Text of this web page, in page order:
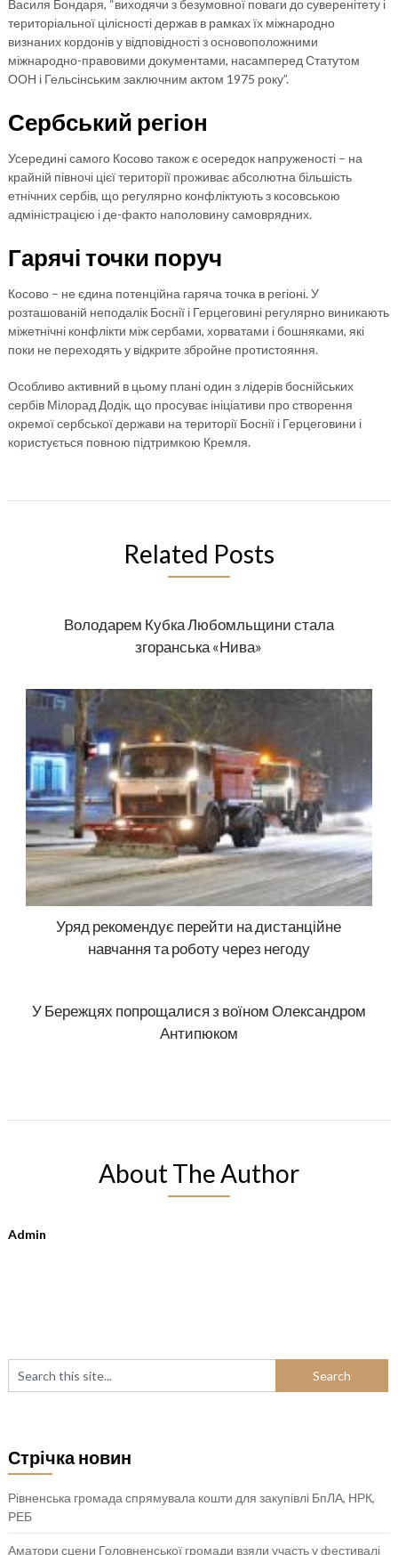
Василя Бондаря, “виходячи з безумовної поваги до суверенітету і
територіальної цілісності держав в рамках їх міжнародно
визнаних кордонів у відповідності з основоположними
міжнародно-правовими документами, насамперед Статутом
ООН і Гельсінським заключним актом 1975 року”.
Сербський регіон
Усередині самого Косово також є осередок напруженості – на
крайній півночі цієї території проживає абсолютна більшість
етнічних сербів, що регулярно конфліктують з косовською
адміністрацією і де-факто наполовину самоврядних.
Гарячі точки поруч
Косово – не єдина потенційна гаряча точка в регіоні. У
розташованій неподалік Боснії і Герцеговині регулярно виникають
міжетнічні конфлікти між сербами, хорватами і бошняками, які
поки не переходять у відкрите збройне протистояння.
Особливо активний в цьому плані один з лідерів боснійських
сербів Мілорад Додік, що просуває ініціативи про створення
окремої сербської держави на території Боснії і Герцеговини і
користується повною підтримкою Кремля.
Related Posts
Володарем Кубка Любомльщини стала
згоранська «Нива»
Уряд рекомендує перейти на дистанційне
навчання та роботу через негоду
У Бережцях попрощалися з воїном Олександром
Антипюком
About The Author
Admin
Стрічка новин
Рівненська громада спрямувала кошти для закупівлі БпЛА, НРК,
РЕБ
Аматори сцени Головненської громади взяли участь у фестивалі